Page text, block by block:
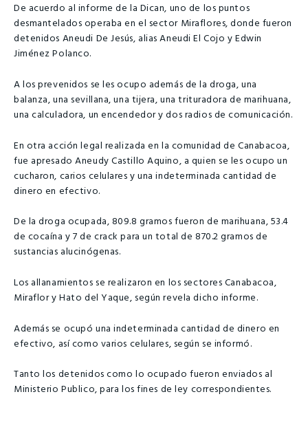
De acuerdo al informe de la Dican, uno de los puntos
desmantelados operaba en el sector Miraflores, donde fueron
detenidos Aneudi De Jesús, alias Aneudi El Cojo y Edwin
Jiménez Polanco.
A los prevenidos se les ocupo además de la droga, una
balanza, una sevillana, una tijera, una trituradora de marihuana,
una calculadora, un encendedor y dos radios de comunicación.
En otra acción legal realizada en la comunidad de Canabacoa,
fue apresado Aneudy Castillo Aquino, a quien se les ocupo un
cucharon, carios celulares y una indeterminada cantidad de
dinero en efectivo.
De la droga ocupada, 809.8 gramos fueron de marihuana, 53.4
de cocaína y 7 de crack para un total de 870.2 gramos de
sustancias alucinógenas.
Los allanamientos se realizaron en los sectores Canabacoa,
Miraflor y Hato del Yaque, según revela dicho informe.
Además se ocupó una indeterminada cantidad de dinero en
efectivo, así como varios celulares, según se informó.
Tanto los detenidos como lo ocupado fueron enviados al
Ministerio Publico, para los fines de ley correspondientes.